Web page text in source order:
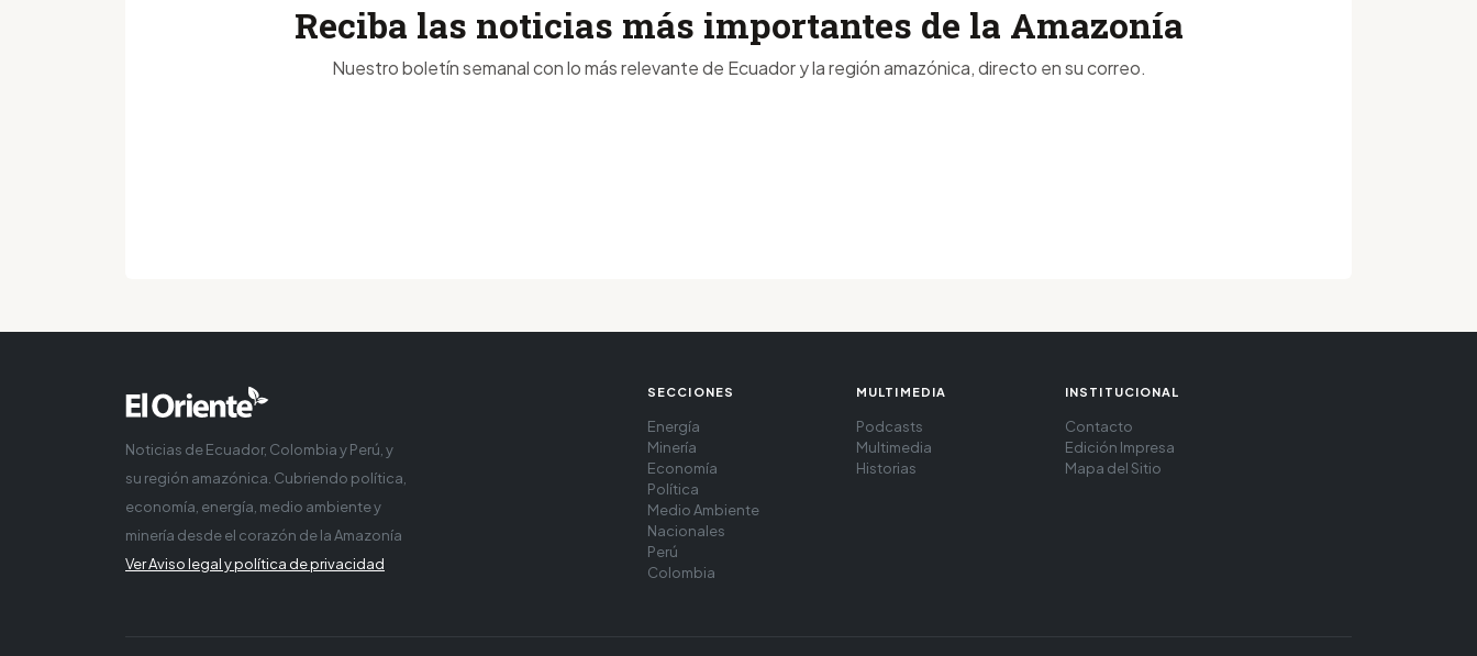
Reciba las noticias más importantes de la Amazonía
Nuestro boletín semanal con lo más relevante de Ecuador y la región amazónica, directo en su correo.
Noticias de Ecuador, Colombia y Perú, y
su región amazónica. Cubriendo política,
economía, energía, medio ambiente y
minería desde el corazón de la Amazonía
Ver Aviso legal y política de privacidad
SECCIONES
Energía
Minería
Economía
Política
Medio Ambiente
Nacionales
Perú
Colombia
MULTIMEDIA
Podcasts
Multimedia
Historias
INSTITUCIONAL
Contacto
Edición Impresa
Mapa del Sitio